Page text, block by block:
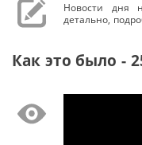
Новости дня
детально,
Как это было -